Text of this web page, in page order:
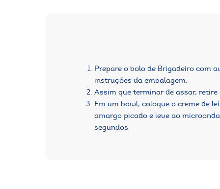
Prepare o bolo de Brigadeiro com
instruções da embalagem.
Assim que terminar de assar,
Em um bowl, coloque o creme de
amargo picado e leve ao
segundos